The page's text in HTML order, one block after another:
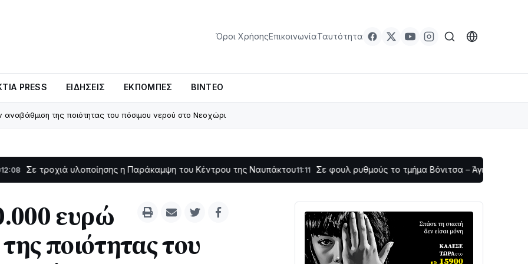
Όροι ΧρήσηςΕπικοινωνίαΤαυτότητα
PRESS ΕΙΔΉΣΕΙΣ ΕΚΠΟΜΠΈΣ ΒΊΝΤΕΟ
της ποιότητας του πόσιμου νερού στο Νεοχώρι
υλοποίησης η Παράκαμψη του Κέντρου της Ναυπάκτου11:11 Σε φουλ ρυθμούς το τμήμα Βόνιτσα – Άγιος Νικόλαος |
ευρώ
ποιότητας του